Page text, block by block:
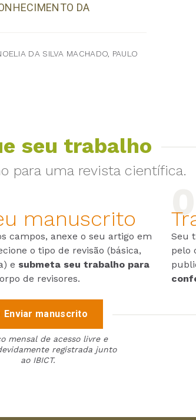
DA
DA SILVA MACHADO, PAULO
seu trabalho
para uma revista científica.
manuscrito
campos, anexe o seu artigo em
o tipo de revisão (básica,
e submeta seu trabalho para
de revisores.
Seu
pelo
Enviar manuscrito
mensal de acesso livre e
registrada junto
ao IBICT.